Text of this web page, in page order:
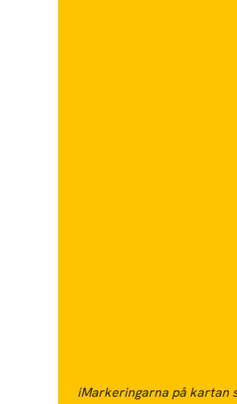
iMarkeringarna på kartan